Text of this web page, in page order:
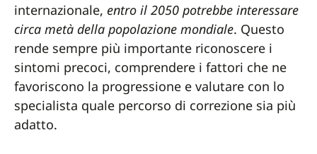
internazionale, entro il 2050 potrebbe interessare
circa metà della popolazione mondiale. Questo
rende sempre più importante riconoscere i
sintomi precoci, comprendere i fattori che ne
favoriscono la progressione e valutare con lo
specialista quale percorso di correzione sia più
adatto.